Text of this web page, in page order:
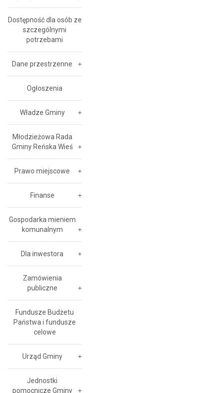
Dostępność dla osób ze
szczególnymi
potrzebami
Dane przestrzenne
Ogłoszenia
Władze Gminy
Młodzieżowa Rada
Gminy Reńska Wieś
Prawo miejscowe
Finanse
Gospodarka mieniem
komunalnym
Dla inwestora
Zamówienia
publiczne
Fundusze Budżetu
Państwa i fundusze
celowe
Urząd Gminy
Jednostki
pomocnicze Gminy